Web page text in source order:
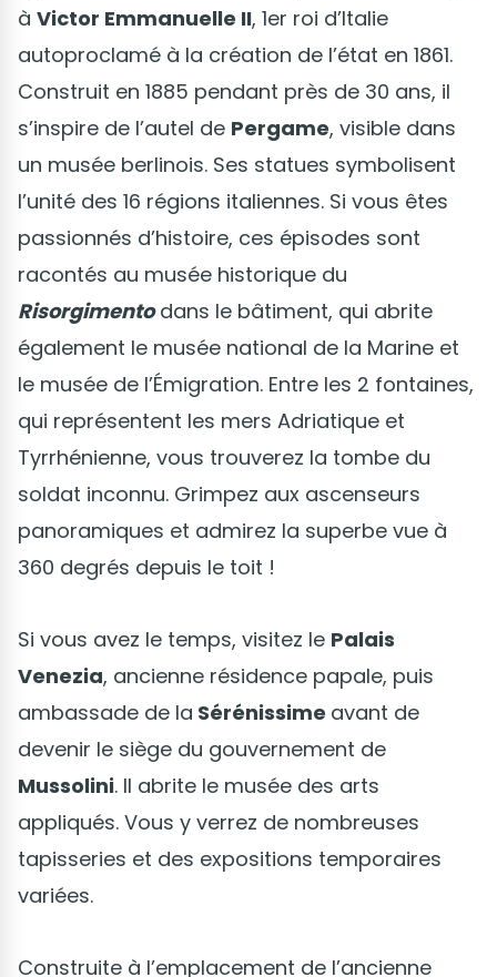
à Victor Emmanuelle II, 1er roi d’Italie
autoproclamé à la création de l’état en 1861.
Construit en 1885 pendant près de 30 ans, il
s’inspire de l’autel de Pergame, visible dans
un musée berlinois. Ses statues symbolisent
l’unité des 16 régions italiennes. Si vous êtes
passionnés d’histoire, ces épisodes sont
racontés au musée historique du
Risorgimentodans le bâtiment, qui abrite
également le musée national de la Marine et
le musée de l’Émigration. Entre les 2 fontaines,
qui représentent les mers Adriatique et
Tyrrhénienne, vous trouverez la tombe du
soldat inconnu. Grimpez aux ascenseurs
panoramiques et admirez la superbe vue à
360 degrés depuis le toit !
Si vous avez le temps, visitez le Palais
Venezia, ancienne résidence papale, puis
ambassade de la Sérénissime avant de
devenir le siège du gouvernement de
Mussolini. Il abrite le musée des arts
appliqués. Vous y verrez de nombreuses
tapisseries et des expositions temporaires
variées.
Construite à l’emplacement de l’ancienne